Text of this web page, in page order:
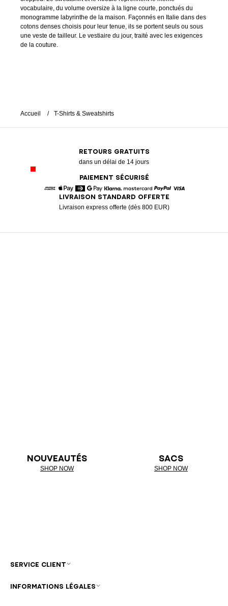
vocabulaire, du volume oversize à la ligne courte, ponctués du
monogramme labyrinthe de la maison. Façonnés en Italie dans des
cotons denses choisis pour leur tenue, ils se portent seuls ou sous
une veste de tailleur. Le vestiaire du jour, traité avec les exigences
de la couture.
Accueil T-Shirts & Sweatshirts
RETOURS GRATUITS
dans un délai de 14 jours
PAIEMENT SÉCURISÉ
American Express
Apple Pay
DinersGoogle Pay
Klarna MastercardPaypal
LIVRAISON STANDARD OFFERTE
Livraison express offerte (dès 800 EUR)
NOUVEAUTÉS
SHOP NOW
SACS
SHOP NOW
SERVICE CLIENT
INFORMATIONS LÉGALES